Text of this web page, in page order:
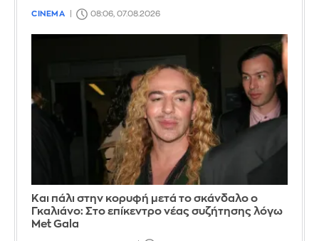
CINEMA 08:06, 07.08.2026
Και πάλι στην κορυφή μετά το σκάνδαλο ο
Γκαλιάνο: Στο επίκεντρο νέας συζήτησης λόγω
Met Gala